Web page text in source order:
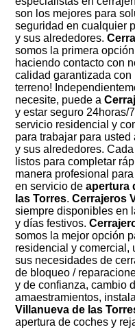
son los mejores para
seguridad en cualquier
y sus alrededores.
somos la primera
haciendo contacto con
calidad garantizada con
terreno!
necesite, puede a
y estar seguro 24horas/
servicio residencial y
para trabajar para
y sus alrededores.
listos para completar
manera profesional
en servicio deapertura
las Torres.Cerrajeros
siempre disponibles en
y días festivos.
somos la mejor opción
residencial y comercial,
sus necesidades de
de bloqueo /
y de confianza, cambio
amaestramientos,
Villanueva de las
apertura de coches y